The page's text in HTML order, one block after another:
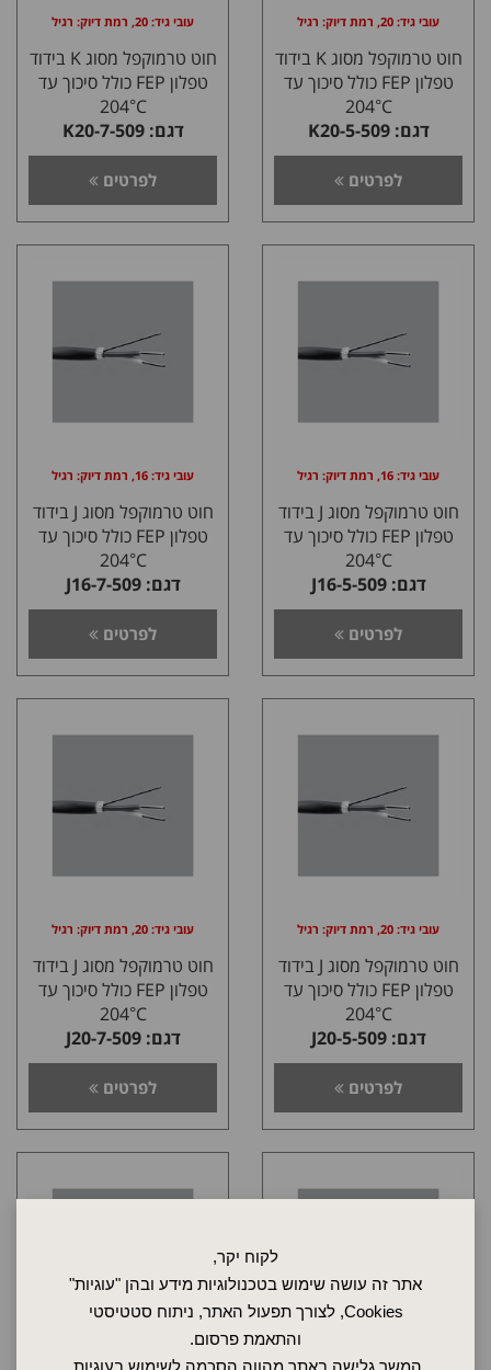
לקוח יקר,
אתר זה עושה שימוש בטכנולוגיות מידע ובהן "עוגיות"
Cookies, לצורך תפעול האתר, ניתוח סטטיסטי
והתאמת פרסום.
המשך גלישה באתר מהווה הסכמה לשימוש בעוגיות,
עובי גיד: 20, רמת דיוק: רגיל
חוט טרמוקפל מסוג K בידוד
טפלון FEP כולל סיכוך עד
204°C
דגם: K20-5-509
לפרטים
עובי גיד: 20, רמת דיוק: רגיל
חוט טרמוקפל מסוג K בידוד
טפלון FEP כולל סיכוך עד
204°C
דגם: K20-7-509
לפרטים
עובי גיד: 16, רמת דיוק: רגיל
חוט טרמוקפל מסוג J בידוד
טפלון FEP כולל סיכוך עד
204°C
דגם: J16-5-509
לפרטים
עובי גיד: 16, רמת דיוק: רגיל
חוט טרמוקפל מסוג J בידוד
טפלון FEP כולל סיכוך עד
204°C
דגם: J16-7-509
לפרטים
עובי גיד: 20, רמת דיוק: רגיל
חוט טרמוקפל מסוג J בידוד
טפלון FEP כולל סיכוך עד
204°C
דגם: J20-5-509
לפרטים
עובי גיד: 20, רמת דיוק: רגיל
חוט טרמוקפל מסוג J בידוד
טפלון FEP כולל סיכוך עד
204°C
דגם: J20-7-509
לפרטים